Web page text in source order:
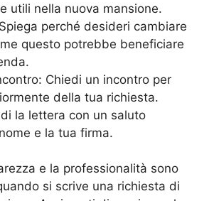
utili nella nuova mansione.
perché desideri cambiare
questo potrebbe beneficiare
Chiedi un incontro per
della tua richiesta.
la lettera con un saluto
e la tua firma.
e la professionalità sono
si scrive una richiesta di